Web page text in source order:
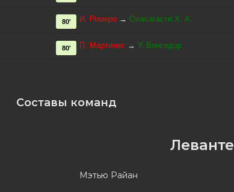
И. Ромеро → Оласагасти Х. А.
80'
П. Мартинес → У. Венседор
80'
Составы команд
Леванте
Мэтью Райан